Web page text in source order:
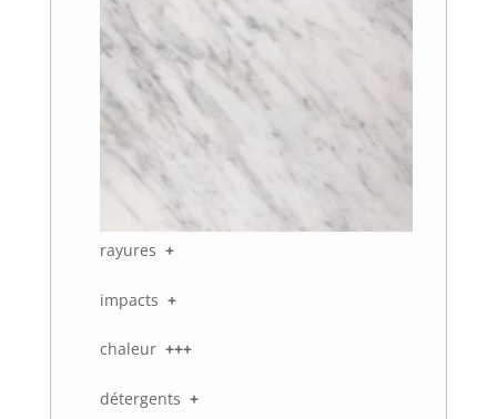
rayures +
impacts +
chaleur +++
détergents +